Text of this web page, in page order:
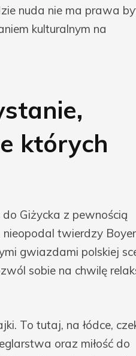
nuda nie ma prawa
kulturalnym na
których
Giżycka z pewnością
twierdzy
gwiazdami polskiej
sobie na chwilę
To tutaj, na łódce,
oraz miłość do